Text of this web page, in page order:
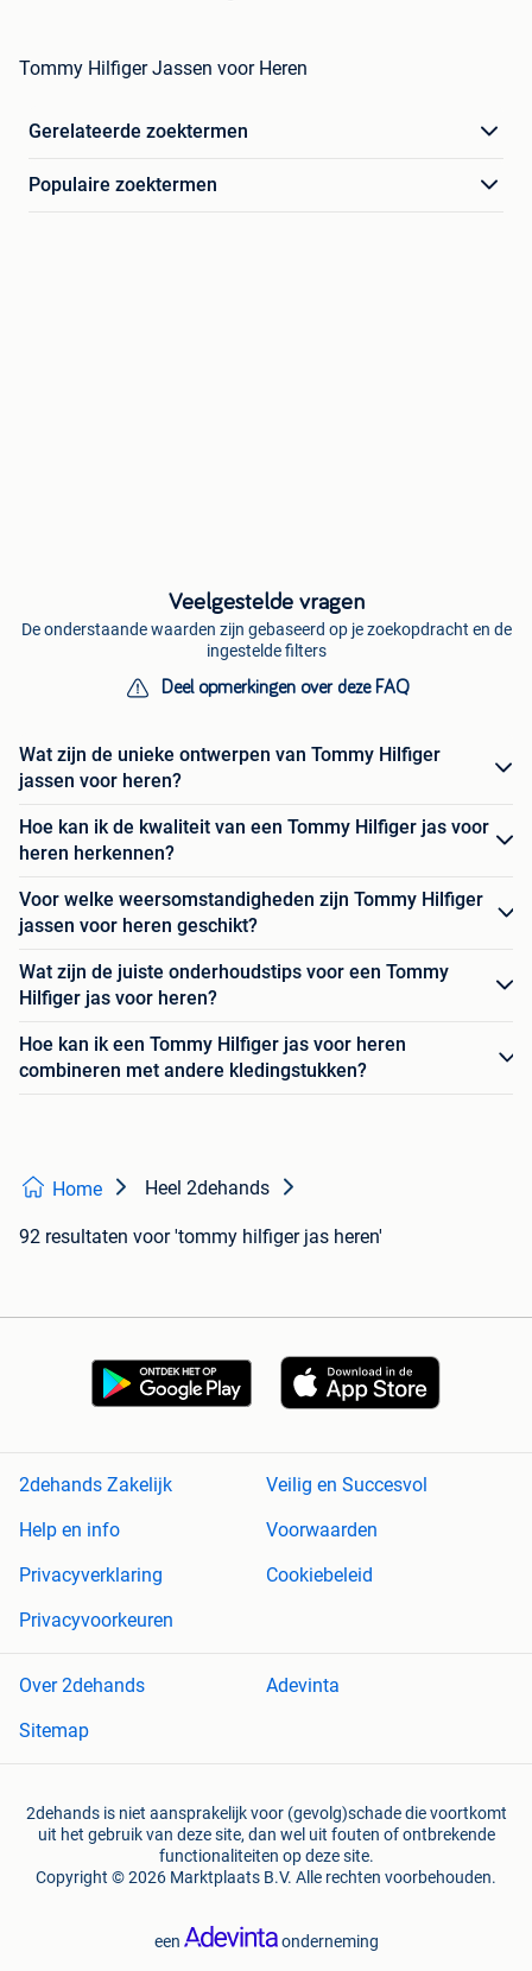
Tommy Hilfiger Jassen voor Heren
Gerelateerde zoektermen
Populaire zoektermen
Veelgestelde vragen
De onderstaande waarden zijn gebaseerd op je zoekopdracht en de
ingestelde filters
Deel opmerkingen over deze FAQ
Wat zijn de unieke ontwerpen van Tommy Hilfiger
jassen voor heren?
Hoe kan ik de kwaliteit van een Tommy Hilfiger jas voor
heren herkennen?
Voor welke weersomstandigheden zijn Tommy Hilfiger
jassen voor heren geschikt?
Wat zijn de juiste onderhoudstips voor een Tommy
Hilfiger jas voor heren?
Hoe kan ik een Tommy Hilfiger jas voor heren
combineren met andere kledingstukken?
Home Heel 2dehands
92 resultaten voor 'tommy hilfiger jas heren'
2dehands Zakelijk
Veilig en Succesvol
Help en info
Voorwaarden
Privacyverklaring
Cookiebeleid
Privacyvoorkeuren
Over 2dehands
Adevinta
Sitemap
2dehands is niet aansprakelijk voor (gevolg)schade die voortkomt
uit het gebruik van deze site, dan wel uit fouten of ontbrekende
functionaliteiten op deze site.
Copyright © 2026 Marktplaats B.V. Alle rechten voorbehouden.
een onderneming